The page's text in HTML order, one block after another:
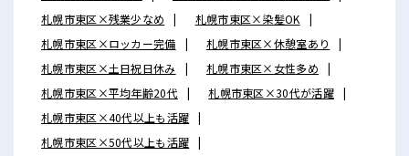
札幌市東区×残業少なめ
札幌市東区×染髪OK
札幌市東区×ロッカー完備
札幌市東区×休憩室あり
札幌市東区×土日祝日休み
札幌市東区×女性多め
札幌市東区×平均年齢20代
札幌市東区×30代が活躍
札幌市東区×40代以上も活躍
札幌市東区×50代以上も活躍